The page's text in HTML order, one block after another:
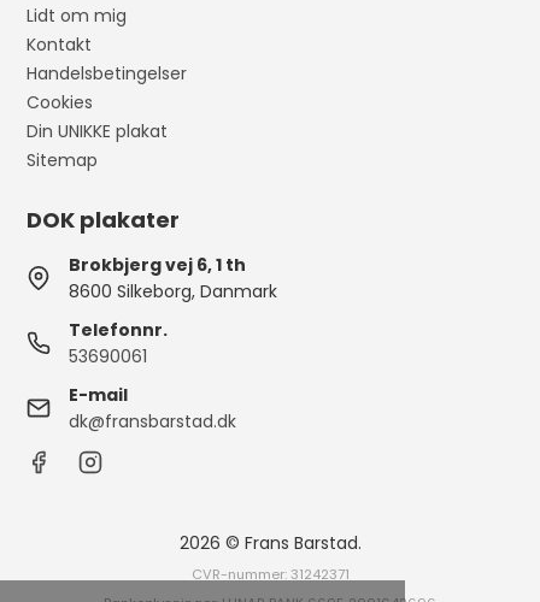
Lidt om mig
Kontakt
Handelsbetingelser
Cookies
Din UNIKKE plakat
Sitemap
DOK plakater
Brokbjerg vej 6, 1 th
8600 Silkeborg, Danmark
Telefonnr.
53690061
E-mail
dk@fransbarstad.dk
2026 © Frans Barstad.
CVR-nummer: 31242371